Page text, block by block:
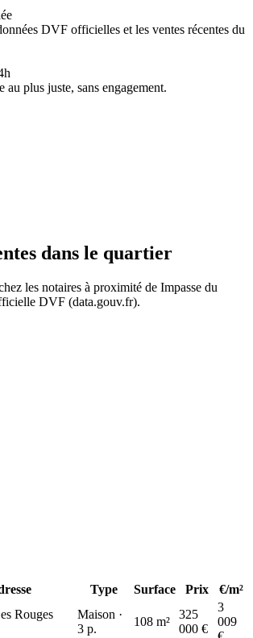
DVF officielles et les ventes récentes du
plus juste, sans engagement.
dans le quartier
les notaires à proximité de Impasse du
DVF (data.gouv.fr).
Type Surface Prix
€/m²
Rouges
Maison ·
3 p.
108 m²
325
000 €
3
009